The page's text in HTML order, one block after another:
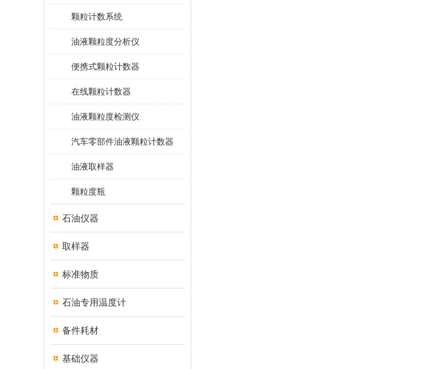
颗粒计数系统
油液颗粒度分析仪
便携式颗粒计数器
在线颗粒计数器
油液颗粒度检测仪
汽车零部件油液颗粒计数器
油液取样器
颗粒度瓶
石油仪器
取样器
标准物质
石油专用温度计
备件耗材
基础仪器